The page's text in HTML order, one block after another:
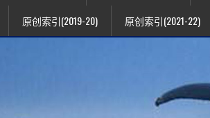
原创索引(2019-20) 原创索引(2021-22)